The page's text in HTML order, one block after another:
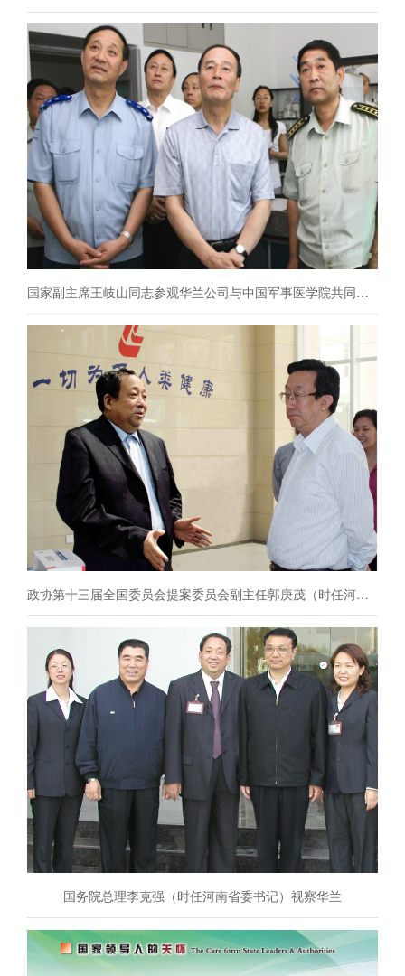
国家副主席王岐山同志参观华兰公司与中国军事医学院共同成立的联合实验室
政协第十三届全国委员会提案委员会副主任郭庚茂（时任河南省省委书记）一行视察华兰
国务院总理李克强（时任河南省委书记）视察华兰